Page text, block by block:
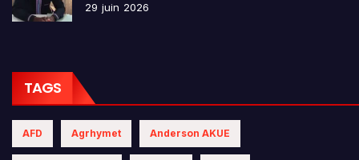
29 juin 2026
TAGS
AFD Agrhymet Anderson AKUE